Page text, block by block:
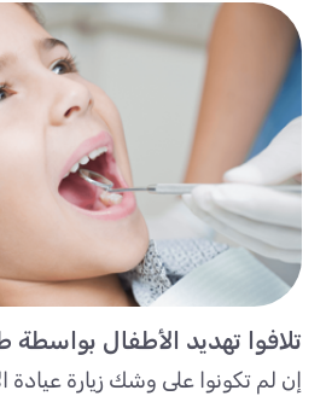
تلافوا تهديد الأطفال بواسطة
إن لم تكونوا على وشك زيارة عيادة